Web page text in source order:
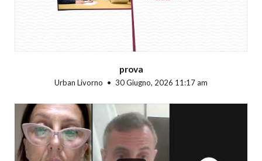
prova
Urban Livorno 30 Giugno, 2026 11:17 am